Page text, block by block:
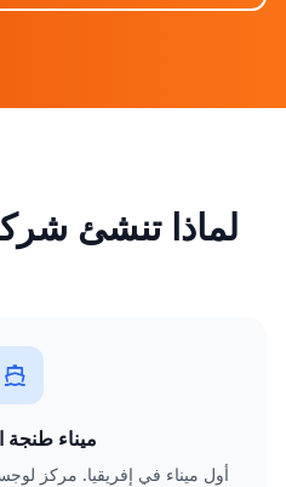
لماذا تنشئ
ميناء
أول ميناء في إفريقيا. مركز